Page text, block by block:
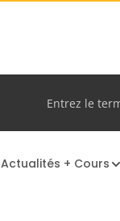
Actualités + Cours